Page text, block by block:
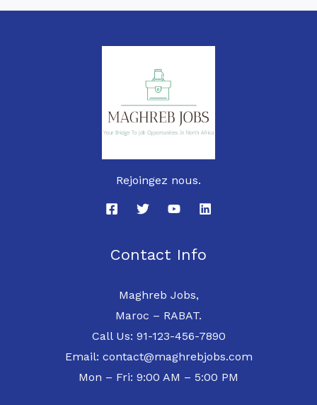
Rejoingez nous.
Contact Info
Maghreb Jobs,
Maroc – RABAT.
Call Us: 91-123-456-7890
Email: contact@maghrebjobs.com
Mon – Fri: 9:00 AM – 5:00 PM